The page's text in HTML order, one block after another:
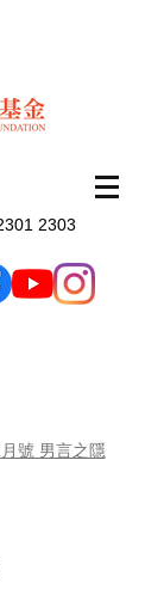
2303
號 男言之隱